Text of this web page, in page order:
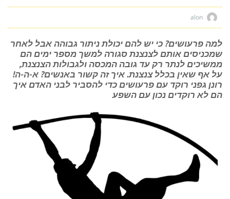
למה פרעושים? כי יש להם יכולת ניתור גבוהה אבל לאחר
שמכניסים אותם לצנצנת סגורה למשך מספר ימים הם
ממשיכים לנתר רק עד גובה המכסה ולגבולות הצנצנת,
על אף שאין בכלל צנצנת. איך זה קשור באנשים? א-ה-ה!
רונן גפני רוקד עם פרעושים כדי להסביר לבני האדם איך
הם לא רוקדים נכון עם השפע